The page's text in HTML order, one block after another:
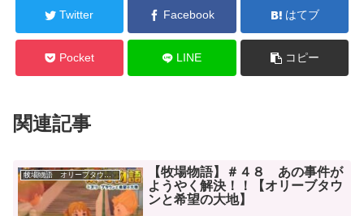
Twitter Facebook はてブ
Pocket LINE コピー
関連記事
牧場物語 オリーブタウンと希望の大地
【牧場物語】＃４８ あの事件が
ようやく解決！！【オリーブタウ
ンと希望の大地】